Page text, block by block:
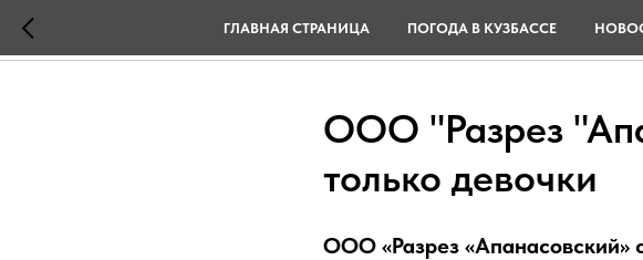
ООО "Разрез
только девочки
ООО «Разрез «Апанасовский»
ГЛАВНАЯ СТРАНИЦА ПОГОДА В КУЗБАССЕ